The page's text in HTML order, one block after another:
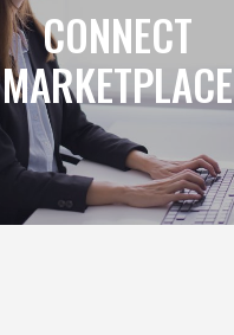
CONNECT
MARKETPLACE